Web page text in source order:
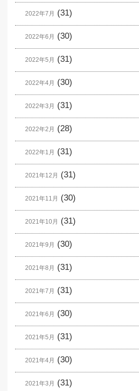
2022年7月 (31)
2022年6月 (30)
2022年5月 (31)
2022年4月 (30)
2022年3月 (31)
2022年2月 (28)
2022年1月 (31)
2021年12月 (31)
2021年11月 (30)
2021年10月 (31)
2021年9月 (30)
2021年8月 (31)
2021年7月 (31)
2021年6月 (30)
2021年5月 (31)
2021年4月 (30)
2021年3月 (31)